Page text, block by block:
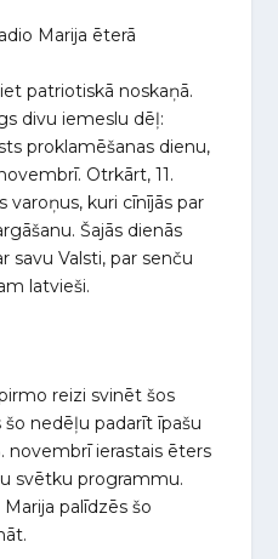
Marija ēterā
patriotiskā noskaņā.
divu iemeslu dēļ:
proklamēšanas dienu,
Otrkārt, 11.
kuri cīnījās par
Šajās dienās
savu Valsti, par senču
latvieši.
reizi svinēt šos
nedēļu padarīt īpašu
novembrī ierastais ēters
svētku programmu.
palīdzēs šo